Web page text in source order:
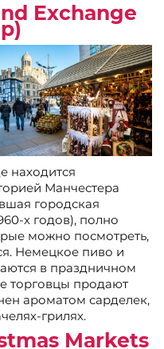
Exchange
находится
Манчестера
городская
х годов), полно
можно посмотреть,
Немецкое пиво и
в праздничном
торговцы продают
ароматом сарделек,
грилях.
Markets